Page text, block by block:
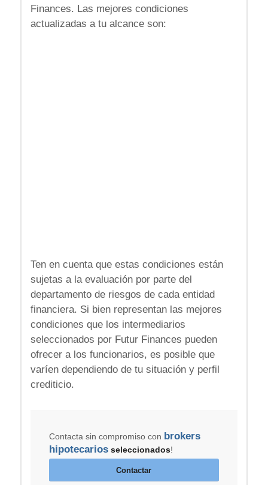
Finances. Las mejores condiciones
actualizadas a tu alcance son:
Ten en cuenta que estas condiciones están
sujetas a la evaluación por parte del
departamento de riesgos de cada entidad
financiera. Si bien representan las mejores
condiciones que los intermediarios
seleccionados por Futur Finances pueden
ofrecer a los funcionarios, es posible que
varíen dependiendo de tu situación y perfil
crediticio.
Contacta sin compromiso con brokers
hipotecariosseleccionados!
Contactar